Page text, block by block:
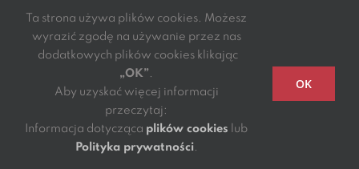
WARTO WIEDZIEĆ
Ogólne warunki sprzedaży
Ta strona używa plików cookies. Możesz
wyrazić zgodę na używanie przez nas
dodatkowych plików cookies klikając
„OK” .
Aby uzyskać więcej informacji
przeczytaj:
Informacja dotycząca plików cookies lub
Polityka prywatności .
OK